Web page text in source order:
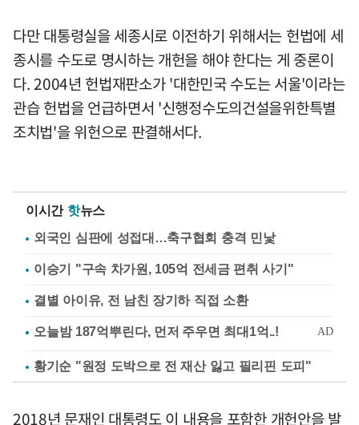
다만 대통령실을 세종시로 이전하기 위해서는 헌법에 세
종시를 수도로 명시하는 개헌을 해야 한다는 게 중론이
다. 2004년 헌법재판소가 '대한민국 수도는 서울'이라는
관습 헌법을 언급하면서 '신행정수도의건설을위한특별
조치법'을 위헌으로 판결해서다.
이시간 핫뉴스
외국인 심판에 성접대…축구협회 충격 민낯
이승기 "구속 차가원, 105억 전세금 편취 사기"
결별 아이유, 전 남친 장기하 직접 소환
황기순 "원정 도박으로 전 재산 잃고 필리핀 도피"
2018년 문재인 대통령도 이 내용을 포함한 개헌안을 발